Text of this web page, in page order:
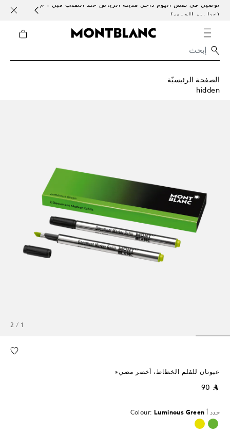
توصيل في نفس اليوم داخل مدينة الرياض عند الطلب قبل 1 م
(عدا يوم الجمعه)
الصفحة الرئيسيّة
hidden
1 / 2
عبوتان للقلم الخطاط، أخضر مضيء
⃁ 90
حدد أ Colour: Luminous Green
محدد